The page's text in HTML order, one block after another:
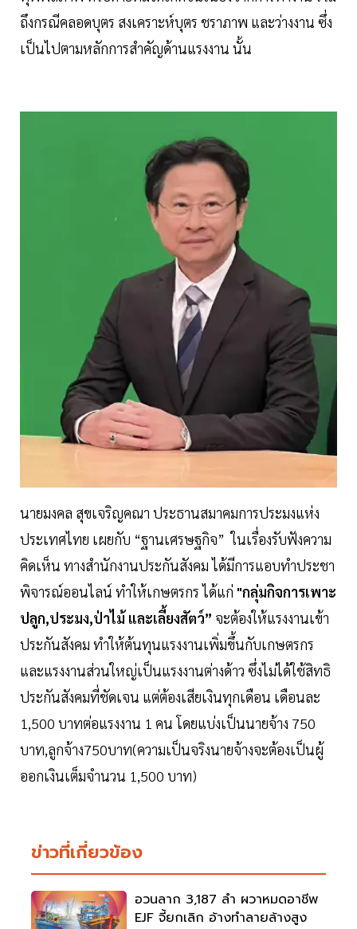
ถึงกรณีคลอดบุตร สงเคราะห์บุตร ชราภาพ และว่างงาน ซึ่ง
เป็นไปตามหลักการสำคัญด้านแรงงาน นั้น
นายมงคล สุขเจริญคณา ประธานสมาคมการประมงแห่ง
ประเทศไทย เผยกับ “ฐานเศรษฐกิจ” ในเรื่องรับฟังความ
คิดเห็น ทางสำนักงานประกันสังคม ได้มีการแอบทำประชา
พิจารณ์ออนไลน์ ทำให้เกษตรกร ได้แก่ "กลุ่มกิจการเพาะ
ปลูก,ประมง,ป่าไม้ และเลี้ยงสัตว์” จะต้องให้แรงงานเข้า
ประกันสังคม ทำให้ต้นทุนแรงงานเพิ่มขึ้นกับเกษตรกร
และแรงงานส่วนใหญ่เป็นแรงงานต่างด้าว ซึ่งไม่ได้ใช้สิทธิ
ประกันสังคมที่ชัดเจน แต่ต้องเสียเงินทุกเดือน เดือนละ
1,500 บาทต่อแรงงาน 1 คน โดยแบ่งเป็นนายจ้าง 750
บาท,ลูกจ้าง750บาท(ความเป็นจริงนายจ้างจะต้องเป็นผู้
ออกเงินเต็มจำนวน 1,500 บาท)
ข่าวที่เกี่ยวข้อง
อวนลาก 3,187 ลำ ผวาหมดอาชีพ
EJF จี้ยกเลิก อ้างทำลายล้างสูง